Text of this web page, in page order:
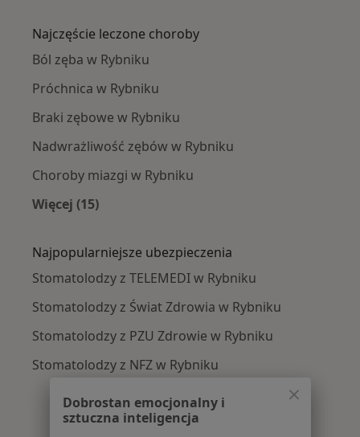
Najczęście leczone choroby
Ból zęba w Rybniku
Próchnica w Rybniku
Braki zębowe w Rybniku
Nadwrażliwość zębów w Rybniku
Choroby miazgi w Rybniku
Więcej (15)
Najpopularniejsze ubezpieczenia
Stomatolodzy z TELEMEDI w Rybniku
Stomatolodzy z Świat Zdrowia w Rybniku
Stomatolodzy z PZU Zdrowie w Rybniku
Stomatolodzy z NFZ w Rybniku
Dobrostan emocjonalny i
sztuczna inteligencja